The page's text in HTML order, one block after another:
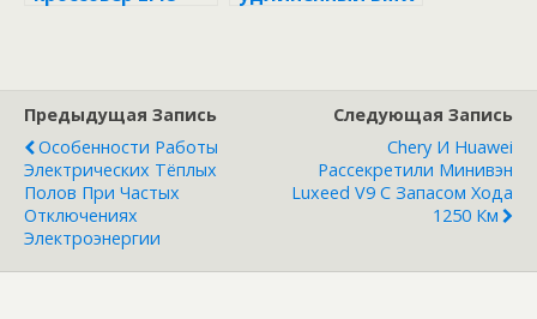
Предыдущая Запись
Особенности Работы
Электрических Тёплых
Полов При Частых
Отключениях
Электроэнергии
Следующая Запись
Chery И Huawei
Рассекретили Минивэн
Luxeed V9 С Запасом Хода
1250 Км